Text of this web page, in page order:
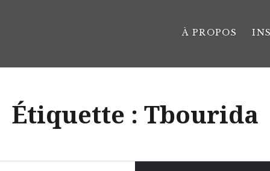
À PROPOS
Étiquette : Tbourida